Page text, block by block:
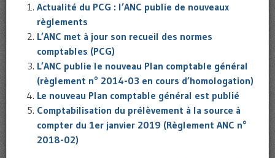
Actualité du PCG : l’ANC publie de nouveaux
règlements
L’ANC met à jour son recueil des normes
comptables (PCG)
L’ANC publie le nouveau Plan comptable général
(règlement n° 2014-03 en cours d’homologation)
Le nouveau Plan comptable général est publié
Comptabilisation du prélèvement à la source à
compter du 1er janvier 2019 (Règlement ANC n°
2018-02)